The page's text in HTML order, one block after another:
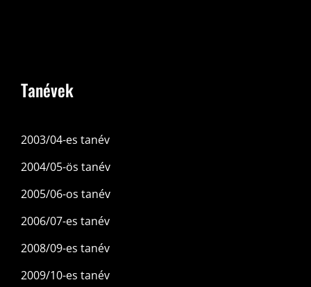
Tanévek
2003/04-es tanév
2004/05-ös tanév
2005/06-os tanév
2006/07-es tanév
2008/09-es tanév
2009/10-es tanév